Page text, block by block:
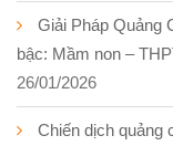
Giải Pháp Quảng
bậc: Mầm non –
26/01/2026
Chiến dịch quảng